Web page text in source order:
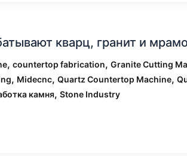
кварц, гранит и
, countertop fabrication, Granite Cutting
, Midecnc, Quartz Countertop Machine,
камня, Stone Industry